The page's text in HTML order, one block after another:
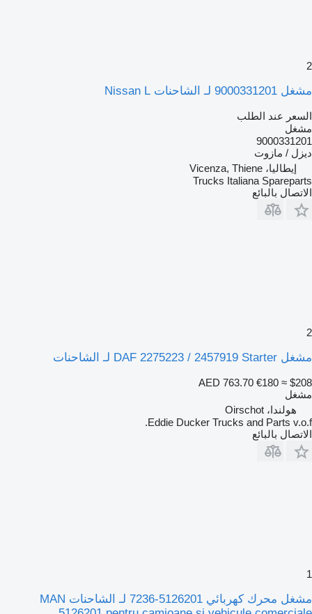
2
مشغل 9000331201 لـ الشاحنات Nissan L
السعر عند الطلب
مشغل
9000331201
ديزل / مازوت
إيطاليا، Vicenza, Thiene
Trucks Italiana Spareparts
الاتصال بالبائع
2
مشغل DAF 2275223 / 2457919 Starter لـ الشاحنات
AED 763.70 €180 ≈ $208
مشغل
هولندا، Oirschot
Eddie Ducker Trucks and Parts v.o.f.
الاتصال بالبائع
1
مشغل محرك كهربائي 5126201-7236 لـ الشاحنات MAN